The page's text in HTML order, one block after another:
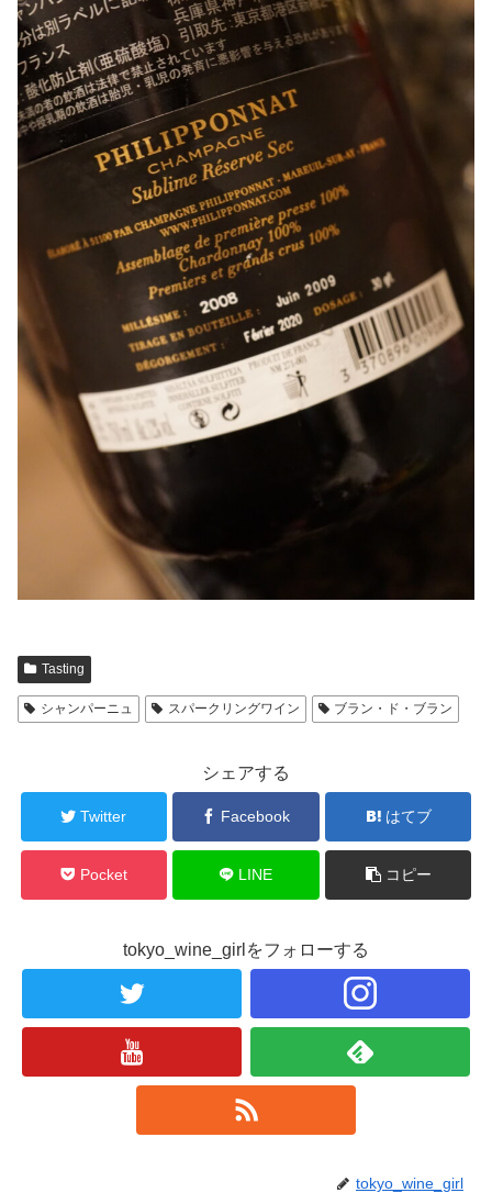
Tasting
シャンパーニュ スパークリングワイン ブラン・ド・ブラン
シェアする
Twitter Facebook はてブ
Pocket LINE コピー
tokyo_wine_girlをフォローする
tokyo_wine_girl